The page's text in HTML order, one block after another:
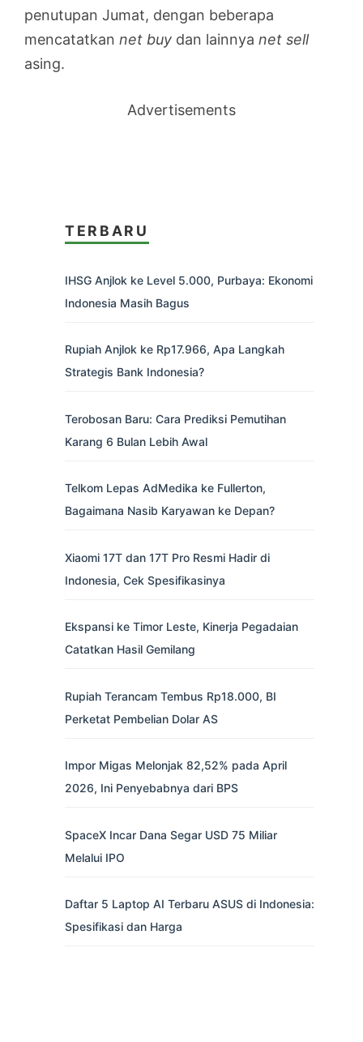
penutupan Jumat, dengan beberapa
mencatatkan net buy dan lainnya net sell
asing.
Advertisements
TERBARU
IHSG Anjlok ke Level 5.000, Purbaya: Ekonomi
Indonesia Masih Bagus
Rupiah Anjlok ke Rp17.966, Apa Langkah
Strategis Bank Indonesia?
Terobosan Baru: Cara Prediksi Pemutihan
Karang 6 Bulan Lebih Awal
Telkom Lepas AdMedika ke Fullerton,
Bagaimana Nasib Karyawan ke Depan?
Xiaomi 17T dan 17T Pro Resmi Hadir di
Indonesia, Cek Spesifikasinya
Ekspansi ke Timor Leste, Kinerja Pegadaian
Catatkan Hasil Gemilang
Rupiah Terancam Tembus Rp18.000, BI
Perketat Pembelian Dolar AS
Impor Migas Melonjak 82,52% pada April
2026, Ini Penyebabnya dari BPS
SpaceX Incar Dana Segar USD 75 Miliar
Melalui IPO
Daftar 5 Laptop AI Terbaru ASUS di Indonesia:
Spesifikasi dan Harga